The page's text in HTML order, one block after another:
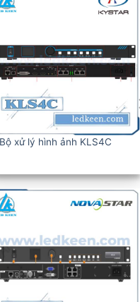
BỘ XỬ LÝ HÌNH ẢNH KLS8C